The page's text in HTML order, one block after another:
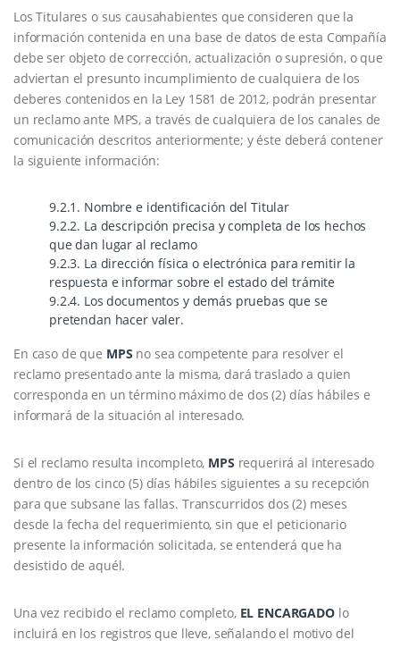
Los Titulares o sus causahabientes que consideren que la
información contenida en una base de datos de esta Compañía
debe ser objeto de corrección, actualización o supresión, o que
adviertan el presunto incumplimiento de cualquiera de los
deberes contenidos en la Ley 1581 de 2012, podrán presentar
un reclamo ante MPS, a través de cualquiera de los canales de
comunicación descritos anteriormente; y éste deberá contener
la siguiente información:
9.2.1. Nombre e identificación del Titular
9.2.2. La descripción precisa y completa de los hechos
que dan lugar al reclamo
9.2.3. La dirección física o electrónica para remitir la
respuesta e informar sobre el estado del trámite
9.2.4. Los documentos y demás pruebas que se
pretendan hacer valer.
En caso de que MPS no sea competente para resolver el
reclamo presentado ante la misma, dará traslado a quien
corresponda en un término máximo de dos (2) días hábiles e
informará de la situación al interesado.
Si el reclamo resulta incompleto, MPS requerirá al interesado
dentro de los cinco (5) días hábiles siguientes a su recepción
para que subsane las fallas. Transcurridos dos (2) meses
desde la fecha del requerimiento, sin que el peticionario
presente la información solicitada, se entenderá que ha
desistido de aquél.
Una vez recibido el reclamo completo, EL ENCARGADO lo
incluirá en los registros que lleve, señalando el motivo del